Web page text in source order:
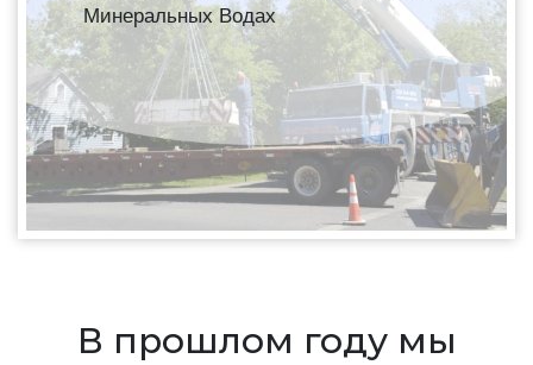
Минеральных Водах
В прошлом году мы